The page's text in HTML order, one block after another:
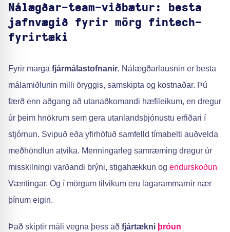
Nálægðar-team-viðbætur: besta
jafnvægið fyrir mörg fintech-
fyrirtæki
Fyrir marga fjármálastofnanir, Nálægðarlausnin er besta
málamiðlunin milli öryggis, samskipta og kostnaðar. Þú
færð enn aðgang að utanaðkomandi hæfileikum, en dregur
úr þeim hnökrum sem gera utanlandsþjónustu erfiðari í
stjórnun. Svipuð eða yfirhöfuð samfelld tímabelti auðvelda
meðhöndlun atvika. Menningarleg samræming dregur úr
misskilningi varðandi brýni, stigahækkun og endurskoðun
Væntingar. Og í mörgum tilvikum eru lagarammarnir nær
þínum eigin.
Það skiptir máli vegna þess að fjártækni þróun